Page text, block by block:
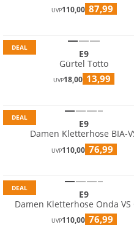
UVP110,00 87,99
DEAL
E9
Gürtel Totto
UVP18,00 13,99
DEAL
E9
Damen Kletterhose BIA-
UVP110,00 76,99
DEAL
E9
Damen Kletterhose Onda VS
UVP110,00 76,99